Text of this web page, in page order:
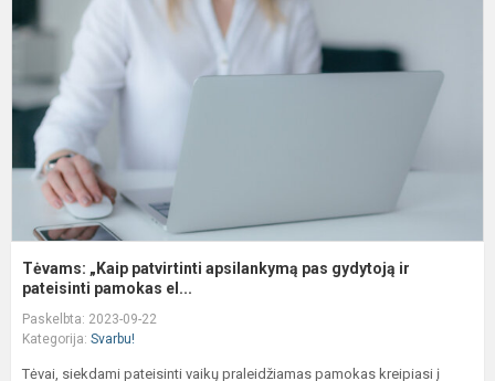
Tėvams: „Kaip patvirtinti apsilankymą pas gydytoją ir
pateisinti pamokas el...
Paskelbta: 2023-09-22
Kategorija: Svarbu!
Tėvai, siekdami pateisinti vaikų praleidžiamas pamokas kreipiasi į